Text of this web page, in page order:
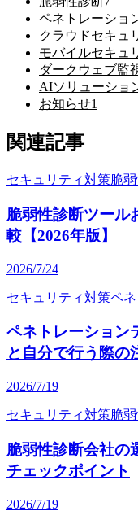
ペネトレーショ
クラウドセキュ
モバイルセキュ
ダークウェブ監
AIソリューショ
お知らせ1
関連記事
セキュリティ対策脆
脆弱性診断ツール
較【2026年版】
2026/7/24
セキュリティ対策ペ
ペネトレーション
と自分で行う際の
2026/7/19
セキュリティ対策脆
脆弱性診断会社の
チェックポイント
2026/7/19